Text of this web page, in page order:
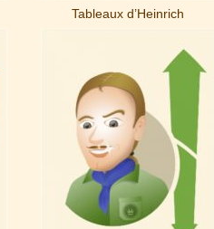
Tableaux d’Heinrich